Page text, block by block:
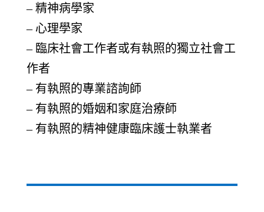
– 精神病學家
– 心理學家
– 臨床社會工作者或有執照的獨立社會工
作者
– 有執照的專業諮詢師
– 有執照的婚姻和家庭治療師
– 有執照的精神健康臨床護士執業者